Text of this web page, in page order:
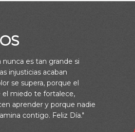
nunca es tan grande si
injusticias acaban
se supera, porque el
el miedo te fortalece,
aprender y porque nadie
contigo. Feliz Día."